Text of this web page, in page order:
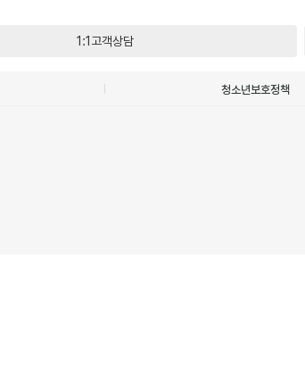
1:1고객상담
청소년보호정책